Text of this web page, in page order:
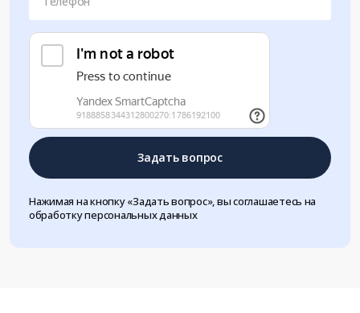
Задать вопрос
Нажимая на кнопку «Задать вопрос», вы соглашаетесь на
обработку персональных данных